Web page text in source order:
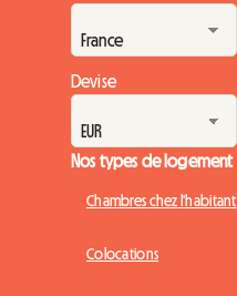
Devise
Nos types de logement
Chambres chez l'habitant
Colocations